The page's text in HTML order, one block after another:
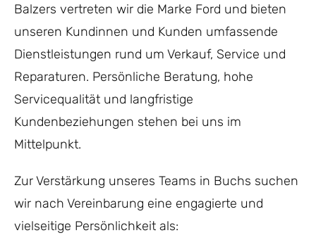
Balzers vertreten wir die Marke Ford und bieten
unseren Kundinnen und Kunden umfassende
Dienstleistungen rund um Verkauf, Service und
Reparaturen. Persönliche Beratung, hohe
Servicequalität und langfristige
Kundenbeziehungen stehen bei uns im
Mittelpunkt.
Zur Verstärkung unseres Teams in Buchs suchen
wir nach Vereinbarung eine engagierte und
vielseitige Persönlichkeit als: